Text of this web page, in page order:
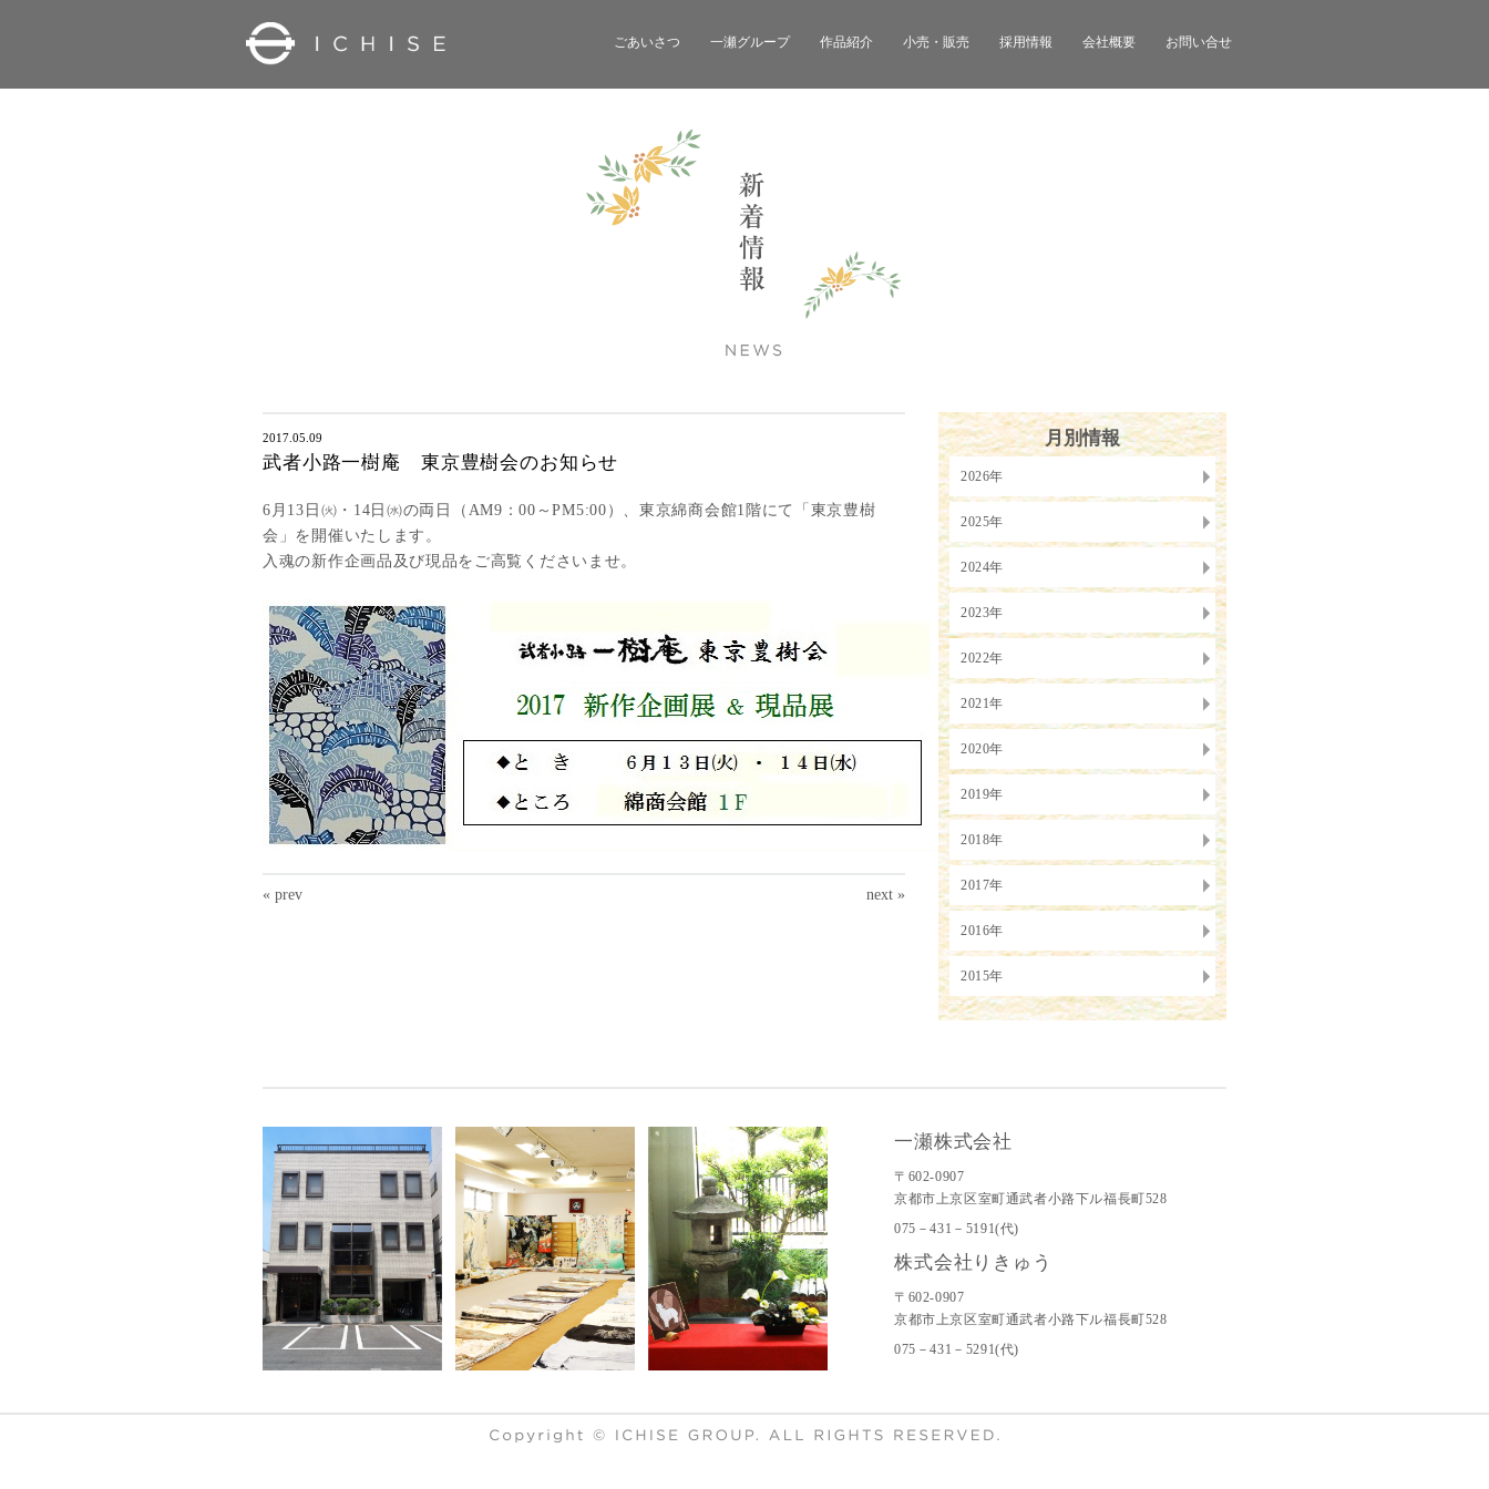
ごあいさつ 一瀬グループ 作品紹介 小売・販売 採用情報 会社概要 お問い合せ
2017.05.09
武者小路一樹庵 東京豊樹会のお知らせ
6 月 13 日㈫・ 14 日㈬の両日（ AM9 ：00 ～PM5:00 ）、東京綿商会館1 階にて「東京豊樹
会」を開催いたします。
入魂の新作企画品及び現品をご高覧くださいませ。
« prev next »
月別情報
2026年
2025年
2024年
2023年
2022年
2021年
2020年
2019年
2018年
2017年
2016年
2015年
一瀬株式会社
〒602-0907
京都市上京区室町通武者小路下ル福長町528
075－431－5191(代)
株式会社りきゅう
〒602-0907
京都市上京区室町通武者小路下ル福長町528
075－431－5291(代)